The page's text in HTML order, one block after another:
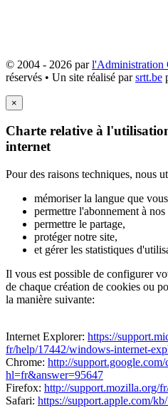
© 2004 - 2026 parl'Administration
réservés • Un site réalisé parsrtt.be
×
Charte relative à
internet
Pour des raisons techniques, nous
mémoriser la langue que
permettre l'abonnement à nos
permettre le partage,
protéger notre site,
et gérer les statistiques
Il vous est possible de configurer
de chaque création de cookies ou
la manière suivante:
Internet Explorer: https://
fr/help/17442/windows-internet-
Chrome: http://
hl=fr&answer=95647
Firefox: http://support.mozilla.org/
Safari: https://support.apple.com/